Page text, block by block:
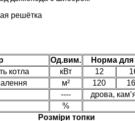
решётка
Од.вим.
Норма для
котла
кВт 12
м² 120
----
дрова,
%
Розміри топки